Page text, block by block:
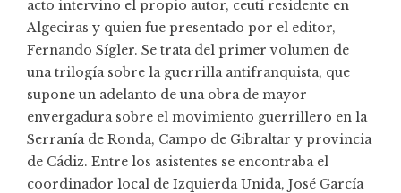
acto intervino el propio autor, ceutí residente en
Algeciras y quien fue presentado por el editor,
Fernando Sígler. Se trata del primer volumen de
una trilogía sobre la guerrilla antifranquista, que
supone un adelanto de una obra de mayor
envergadura sobre el movimiento guerrillero en la
Serranía de Ronda, Campo de Gibraltar y provincia
de Cádiz. Entre los asistentes se encontraba el
coordinador local de Izquierda Unida, José García